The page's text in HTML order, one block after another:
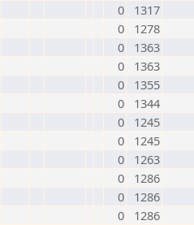
0
1317
0
1278
0
1363
0
1363
0
1355
0
1344
0
1245
0
1245
0
1263
0
1286
0
1286
0
1286